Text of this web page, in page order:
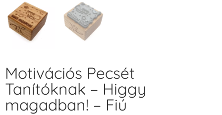
Motivációs Pecsét
Tanítóknak – Higgy
magadban! – Fiú